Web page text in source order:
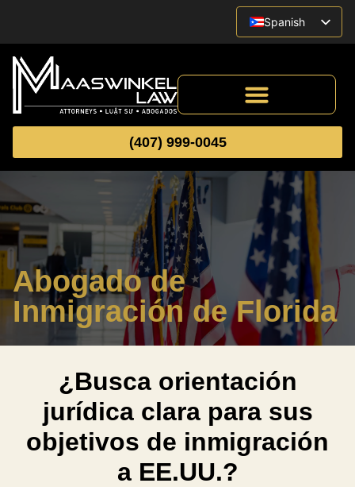
Spanish
English
Vietnamese
(407) 999-0045
Abogado de
Inmigración de Florida
¿Busca orientación
jurídica clara para sus
objetivos de inmigración
a EE.UU.?